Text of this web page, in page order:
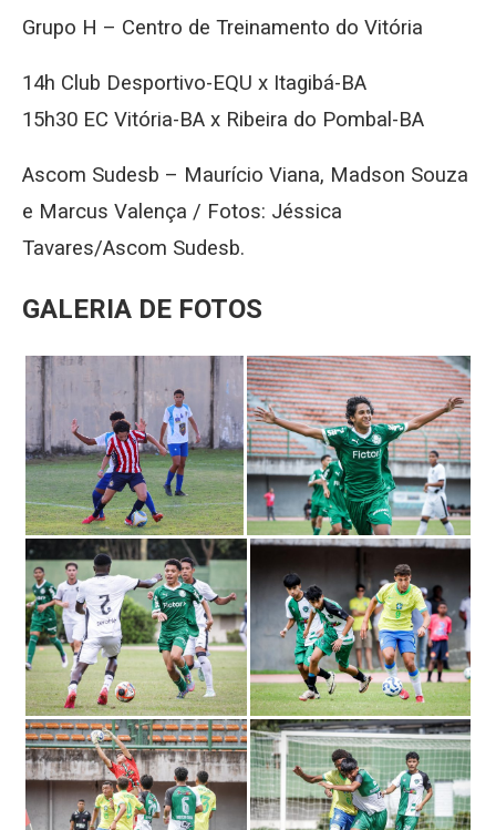
Grupo H – Centro de Treinamento do Vitória
14h Club Desportivo-EQU x Itagibá-BA
15h30 EC Vitória-BA x Ribeira do Pombal-BA
Ascom Sudesb – Maurício Viana, Madson Souza
e Marcus Valença / Fotos: Jéssica
Tavares/Ascom Sudesb.
GALERIA DE FOTOS